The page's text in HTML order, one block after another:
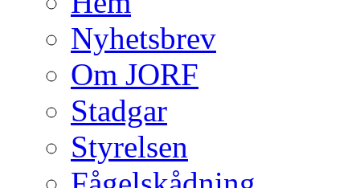
Nyhetsbrev
Om JORF
Stadgar
Styrelsen